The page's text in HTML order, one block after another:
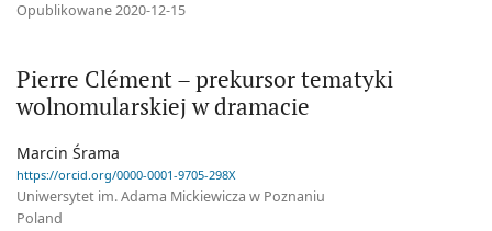
Pierre Clément – prekursor tematyki
wolnomularskiej w dramacie
Opublikowane 2020-12-15
Marcin Śrama
https://orcid.org/0000-0001-9705-298X
Uniwersytet im. Adama Mickiewicza w Poznaniu
Poland